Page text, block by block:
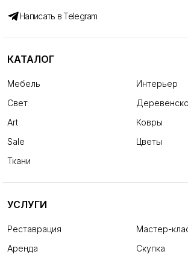
Написать в Telegram
КАТАЛОГ
Мебель
Интерьер
Свет
Art
Ковры
Sale
Цветы
Ткани
УСЛУГИ
Реставрация
Мастер-
Аренда
Скупка